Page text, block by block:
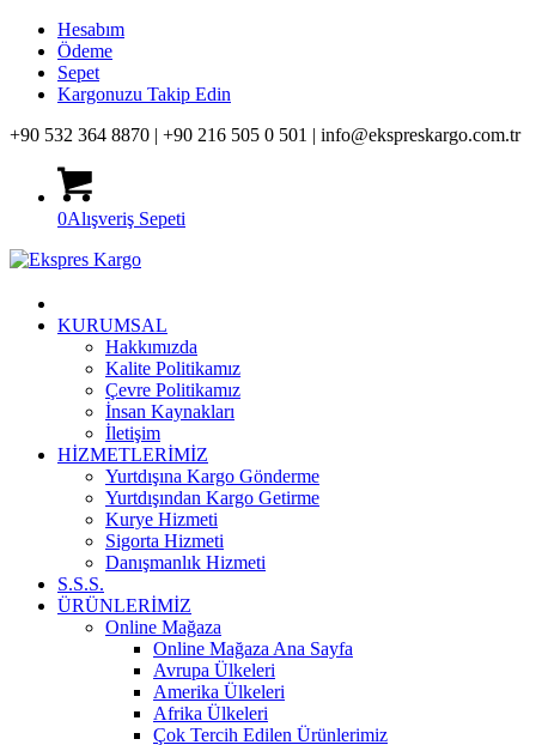
Hesabım
Ödeme
Sepet
Kargonuzu Takip Edin
+90 532 364 8870 | +90 216 505 0 501 | info@ekspreskargo.com.tr
0Alışveriş Sepeti
KURUMSAL
Hakkımızda
Kalite Politikamız
Çevre Politikamız
İnsan Kaynakları
İletişim
HİZMETLERİMİZ
Yurtdışına Kargo Gönderme
Yurtdışından Kargo Getirme
Kurye Hizmeti
Sigorta Hizmeti
Danışmanlık Hizmeti
S.S.S.
ÜRÜNLERİMİZ
Online Mağaza
Online Mağaza Ana Sayfa
Avrupa Ülkeleri
Amerika Ülkeleri
Afrika Ülkeleri
Çok Tercih Edilen Ürünlerimiz